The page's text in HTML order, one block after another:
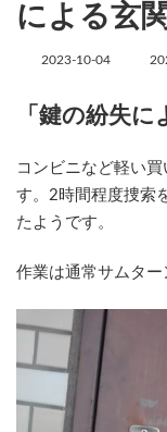
による玄
2023-10-04
最
新
日
:
「鍵の紛失に
コンビニなど軽い
す。2時間程度捜索
たようです。
作業は通常サムター